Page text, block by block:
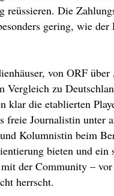
reüssieren. Die
gering, wie
von ORF
Vergleich zu
klar die etablierten
freie Journalistin unter
Kolumnistin beim
bieten und ein
der Community –
herrscht.